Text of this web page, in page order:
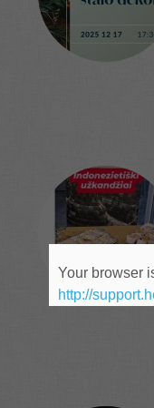
Your browser
http://